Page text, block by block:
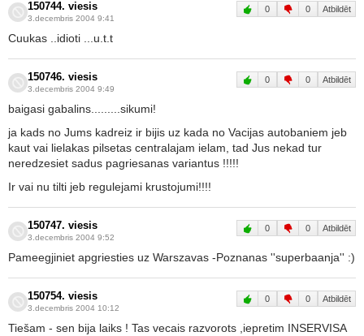
150744. viesis
3.decembris 2004 9:41
0 0 Atbildēt
Cuukas ..idioti ...u.t.t
150746. viesis
3.decembris 2004 9:49
0 0 Atbildēt
baigasi gabalins.........sikumi!
ja kads no Jums kadreiz ir bijis uz kada no Vacijas autobaniem jeb
kaut vai lielakas pilsetas centralajam ielam, tad Jus nekad tur
neredzesiet sadus pagriesanas variantus !!!!!
Ir vai nu tilti jeb regulejami krustojumi!!!!
150747. viesis
3.decembris 2004 9:52
0 0 Atbildēt
Pameegjiniet apgriesties uz Warszavas -Poznanas ''superbaanja'' :)
150754. viesis
3.decembris 2004 10:12
0 0 Atbildēt
Tiešam - sen bija laiks ! Tas vecais razvorots ,iepretim INSERVISA